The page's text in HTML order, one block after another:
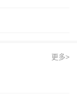
更多>